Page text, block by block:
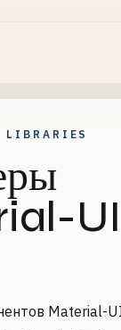
LIBRARIES
UI
Material-